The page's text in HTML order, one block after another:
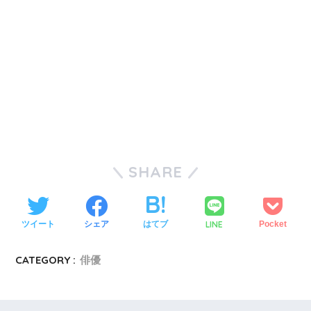
SHARE
ツイート シェア はてブ LINE Pocket
CATEGORY : 俳優